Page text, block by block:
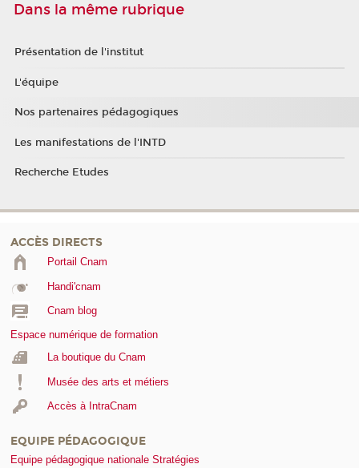
Dans la même rubrique
Présentation de l'institut
L'équipe
Nos partenaires pédagogiques
Les manifestations de l'INTD
Recherche Etudes
ACCÈS DIRECTS
Portail Cnam
Handi'cnam
Cnam blog
Espace numérique de formation
La boutique du Cnam
Musée des arts et métiers
Accès à IntraCnam
EQUIPE PÉDAGOGIQUE
Equipe pédagogique nationale Stratégies